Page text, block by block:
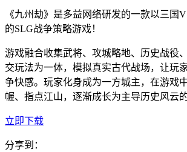
《九州劫》是多益网络研发的一款以三国
的SLG战争策略游戏！
游戏融合收集武将、攻城略地、历史战役
交玩法为一体，模拟真实古代战场，让玩
争快感。玩家化身成为一方城主，在游戏
幄、指点江山，逐渐成长为主导历史风云
立即下载
分享到：